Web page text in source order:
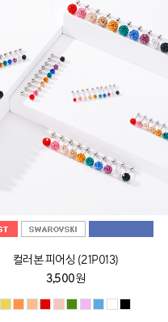
컬러본 피어싱 (21P013)
3,500원